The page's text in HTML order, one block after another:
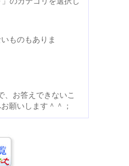
ものもありま
、お答えできないこ
願いします＾＾；